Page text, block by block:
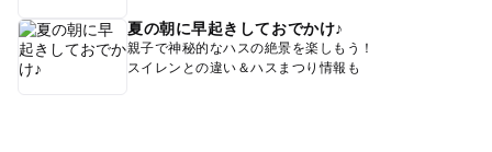
夏の朝に早起きしておでかけ♪
親子で神秘的なハスの絶景を楽しもう！
スイレンとの違い＆ハスまつり情報も